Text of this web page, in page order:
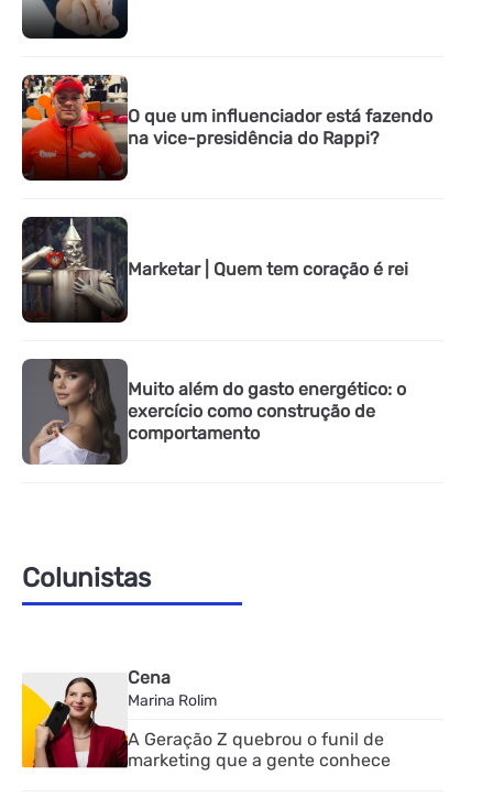
O que um influenciador está fazendo
na vice-presidência do Rappi?
Marketar | Quem tem coração é rei
Muito além do gasto energético: o
exercício como construção de
comportamento
Colunistas
Cena
Marina Rolim
A Geração Z quebrou o funil de
marketing que a gente conhece